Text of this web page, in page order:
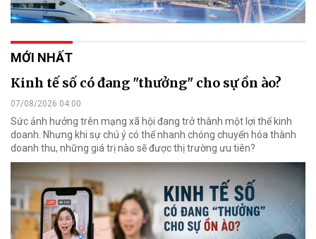
MỚI NHẤT
Kinh tế số có đang "thưởng" cho sự ồn ào?
07/08/2026 04:00
Sức ảnh hưởng trên mạng xã hội đang trở thành một lợi thế kinh
doanh. Nhưng khi sự chú ý có thể nhanh chóng chuyển hóa thành
doanh thu, những giá trị nào sẽ được thị trường ưu tiên?